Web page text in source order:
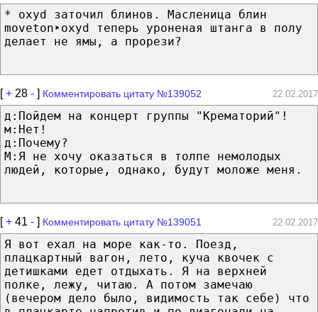
* oxyd заточил блинов. Масленица блин
moveton‣oxyd теперь уроненая штанга в полу
делает не ямы, а прорези?
[+ 28 - ] Комментировать цитату №139052 22.02.2017
д:Пойдем на концерт группы "Крематорий"!
м:Нет!
д:Почему?
М:Я не хочу оказаться в толпе немолодых
людей, которые, однако, будут моложе меня.
[+ 41 - ] Комментировать цитату №139051 22.02.2017
Я вот ехал на море как-то. Поезд,
плацкартный вагон, лето, куча квочек с
детишками едет отдыхать. Я на верхней
полке, лежу, читаю. А потом замечаю
(вечером дело было, видимость так себе) что